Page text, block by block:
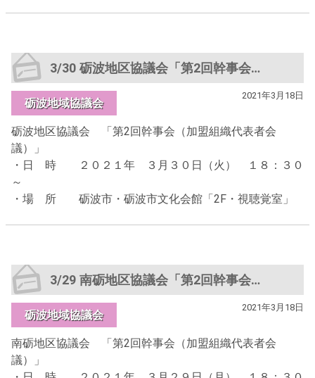
3/30 砺波地区協議会「第2回幹事会（加盟組織代表者会議）」
砺波地域協議会
2021年3月18日
砺波地区協議会 「第2回幹事会（加盟組織代表者会
議）」
・日 時 ２０２１年 ３月３０日（火） １８：３０
～
・場 所 砺波市・砺波市文化会館「2F・視聴覚室」
3/29 南砺地区協議会「第2回幹事会（加盟組織代表者会議）」
砺波地域協議会
2021年3月18日
南砺地区協議会 「第2回幹事会（加盟組織代表者会
議）」